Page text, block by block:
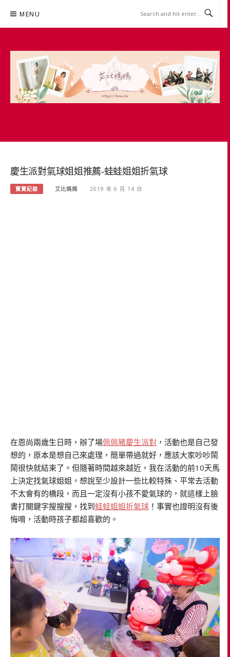
content
MENU
慶生派對氣球姐姐推薦-蛙蛙姐姐折氣球
寶寶紀錄 艾比媽媽 2019 年 6 月 14 日
在恩尚兩歲生日時，辦了場佩佩豬慶生派對 ，活動也是自己發
想的，原本是想自己來處理，簡單帶過就好，應該大家吵吵鬧
鬧很快就結束了。但隨著時間越來越近，我在活動的前10天馬
上決定找氣球姐姐，想說至少設計一些比較特殊、平常去活動
不太會有的橋段，而且一定沒有小孩不愛氣球的，就這樣上臉
書打關鍵字搜搜搜，找到蛙蛙姐姐折氣球 ！事實也證明沒有後
悔唷，活動時孩子都超喜歡的。